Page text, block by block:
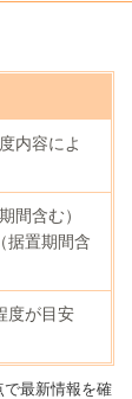
内容によ
間含む）
据置期間含
度が目安
最新情報を確